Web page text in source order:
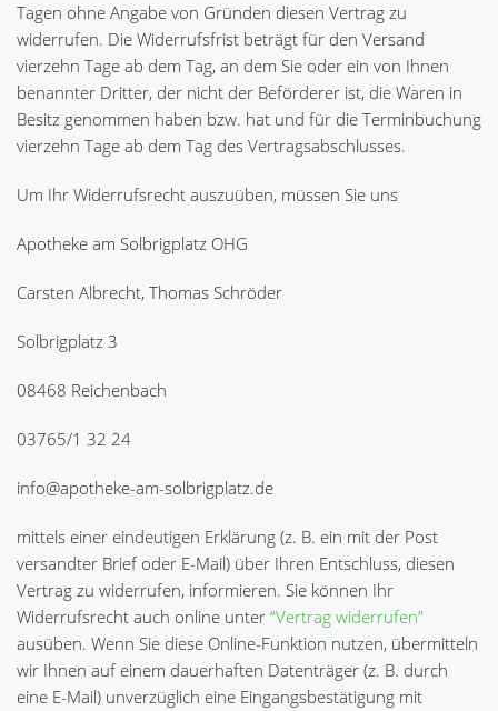
Tagen ohne Angabe von Gründen diesen Vertrag zu
widerrufen. Die Widerrufsfrist beträgt für den Versand
vierzehn Tage ab dem Tag, an dem Sie oder ein von Ihnen
benannter Dritter, der nicht der Beförderer ist, die Waren in
Besitz genommen haben bzw. hat und für die Terminbuchung
vierzehn Tage ab dem Tag des Vertragsabschlusses.
Um Ihr Widerrufsrecht auszuüben, müssen Sie uns
Apotheke am Solbrigplatz OHG
Carsten Albrecht, Thomas Schröder
Solbrigplatz 3
08468 Reichenbach
03765/1 32 24
info@apotheke-am-solbrigplatz.de
mittels einer eindeutigen Erklärung (z. B. ein mit der Post
versandter Brief oder E-Mail) über Ihren Entschluss, diesen
Vertrag zu widerrufen, informieren. Sie können Ihr
Widerrufsrecht auch online unter “Vertrag widerrufen”
ausüben. Wenn Sie diese Online-Funktion nutzen, übermitteln
wir Ihnen auf einem dauerhaften Datenträger (z. B. durch
eine E-Mail) unverzüglich eine Eingangsbestätigung mit